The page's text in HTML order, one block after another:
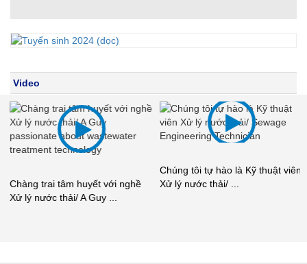
Video
Chàng trai tâm huyết với nghề
Xử lý nước thải/ A Guy ...
Chúng tôi tự hào là Kỹ thuật viên
Xử lý nước thải/ ...